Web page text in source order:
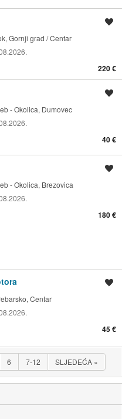
Gornji grad / Centar
220 €
- Okolica, Dumovec
40 €
- Okolica, Brezovica
180 €
Centar
45 €
6 7-12 SLJEDEĆA »